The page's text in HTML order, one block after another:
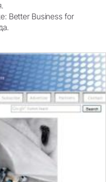
Better Business for